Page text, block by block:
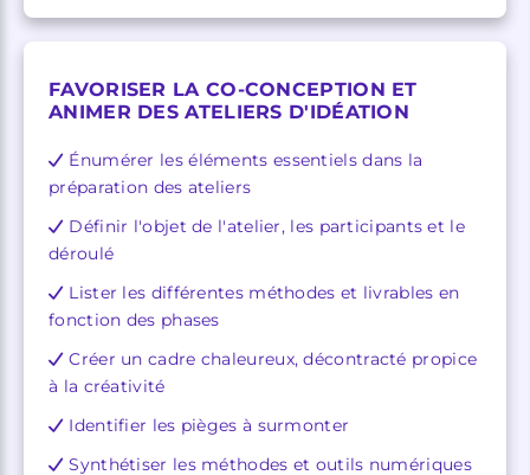
FAVORISER LA CO-CONCEPTION ET
ANIMER DES ATELIERS D'IDÉATION
Énumérer les éléments essentiels dans la
préparation des ateliers
Définir l'objet de l'atelier, les participants et le
déroulé
Lister les différentes méthodes et livrables en
fonction des phases
Créer un cadre chaleureux, décontracté propice
à la créativité
Identifier les pièges à surmonter
Synthétiser les méthodes et outils numériques